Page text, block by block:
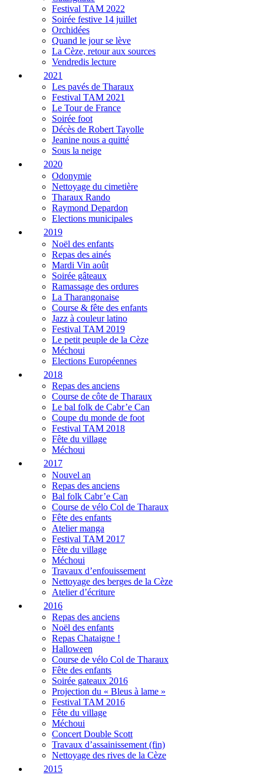
Festival TAM 2022
Soirée festive 14 juillet
Orchidées
Quand le jour se lève
La Cèze, retour aux sources
Vendredis lecture
2021
Les pavés de Tharaux
Festival TAM 2021
Le Tour de France
Soirée foot
Décès de Robert Tayolle
Jeanine nous a quitté
Sous la neige
2020
Odonymie
Nettoyage du cimetière
Tharaux Rando
Raymond Depardon
Elections municipales
2019
Noël des enfants
Repas des ainés
Mardi Vin août
Soirée gâteaux
Ramassage des ordures
La Tharangonaise
Course & fête des enfants
Jazz à couleur latino
Festival TAM 2019
Le petit peuple de la Cèze
Méchoui
Elections Européennes
2018
Repas des anciens
Course de côte de Tharaux
Le bal folk de Cabr’e Can
Coupe du monde de foot
Festival TAM 2018
Fête du village
Méchoui
2017
Nouvel an
Repas des anciens
Bal folk Cabr’e Can
Course de vélo Col de Tharaux
Fête des enfants
Atelier manga
Festival TAM 2017
Fête du village
Méchoui
Travaux d’enfouissement
Nettoyage des berges de la Cèze
Atelier d’écriture
2016
Repas des anciens
Noël des enfants
Repas Chataigne !
Halloween
Course de vélo Col de Tharaux
Fête des enfants
Soirée gateaux 2016
Projection du « Bleus à lame »
Festival TAM 2016
Fête du village
Méchoui
Concert Double Scott
Travaux d’assainissement (fin)
Nettoyage des rives de la Cèze
2015